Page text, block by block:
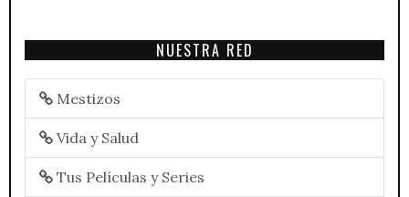
NUESTRA RED
Mestizos
Vida y Salud
Tus Películas y Series